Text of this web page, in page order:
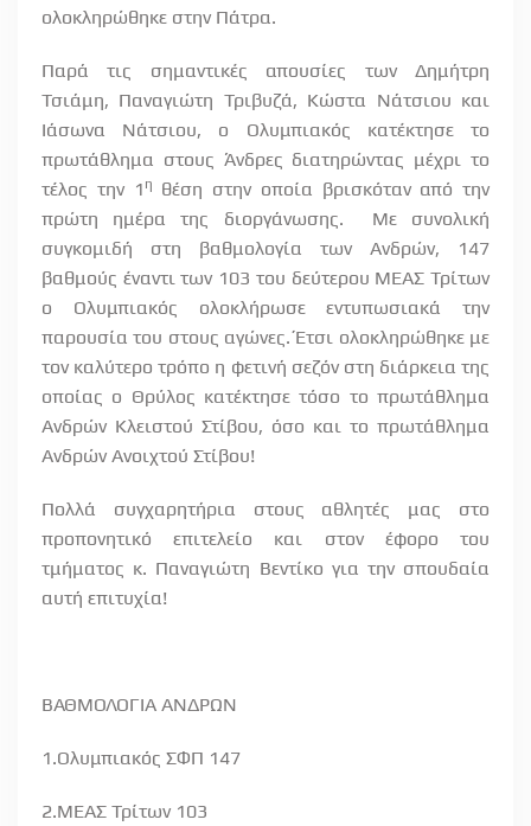
ολοκληρώθηκε στην Πάτρα.
Παρά τις σημαντικές απουσίες των Δημήτρη
Τσιάμη, Παναγιώτη Τριβυζά, Κώστα Νάτσιου και
Ιάσωνα Νάτσιου, ο Ολυμπιακός κατέκτησε το
πρωτάθλημα στους Άνδρες διατηρώντας μέχρι το
τέλος την 1 η
θέση στην οποία βρισκόταν από την
πρώτη ημέρα της διοργάνωσης. Με συνολική
συγκομιδή στη βαθμολογία των Ανδρών, 147
βαθμούς έναντι των 103 του δεύτερου ΜΕΑΣ Τρίτων
ο Ολυμπιακός ολοκλήρωσε εντυπωσιακά την
παρουσία του στους αγώνες. Έτσι ολοκληρώθηκε με
τον καλύτερο τρόπο η φετινή σεζόν στη διάρκεια της
οποίας ο Θρύλος κατέκτησε τόσο το πρωτάθλημα
Ανδρών Κλειστού Στίβου, όσο και το πρωτάθλημα
Ανδρών Ανοιχτού Στίβου!
Πολλά συγχαρητήρια στους αθλητές μας στο
προπονητικό επιτελείο και στον έφορο του
τμήματος κ. Παναγιώτη Βεντίκο για την σπουδαία
αυτή επιτυχία!
ΒΑΘΜΟΛΟΓΙΑ ΑΝΔΡΩΝ
1.Ολυμπιακός ΣΦΠ 147
2.ΜΕΑΣ Τρίτων 103